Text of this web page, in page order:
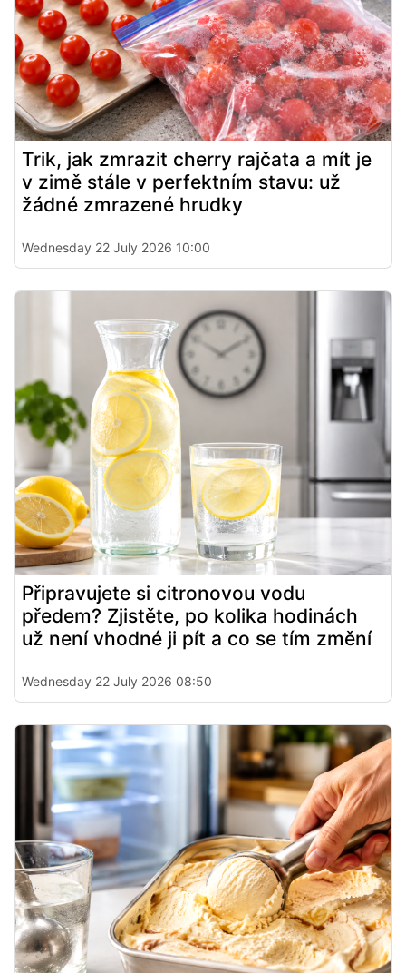
Trik, jak zmrazit cherry rajčata a mít je
v zimě stále v perfektním stavu: už
žádné zmrazené hrudky
Wednesday 22 July 2026 10:00
Připravujete si citronovou vodu
předem? Zjistěte, po kolika hodinách
už není vhodné ji pít a co se tím změní
Wednesday 22 July 2026 08:50